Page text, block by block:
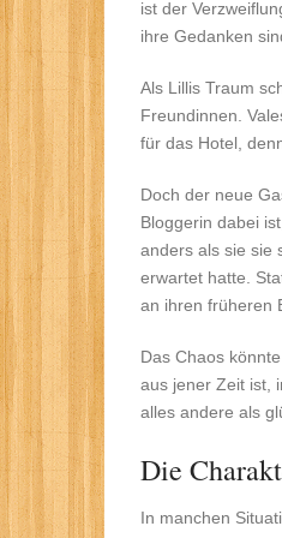
ist der
ihre Gedanken
Als Lillis Traum
Freundinnen.
für das Hotel,
Doch der neue
Bloggerin dabei
anders als sie sie
erwartet hatte.
an ihren früheren
Das Chaos
aus jener Zeit ist,
alles andere als
Die
In manchen